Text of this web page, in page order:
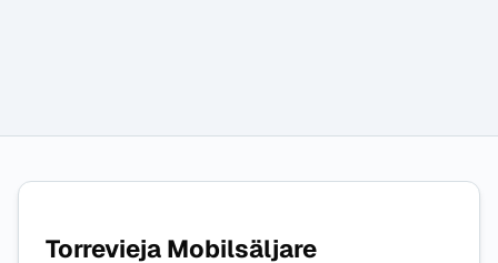
Torrevieja Mobilsäljare